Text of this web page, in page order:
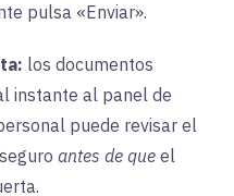
pulsa «Enviar».
los documentos
instante al panel de
puede revisar el
antes de que el